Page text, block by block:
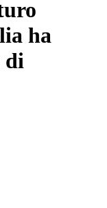
ha
di